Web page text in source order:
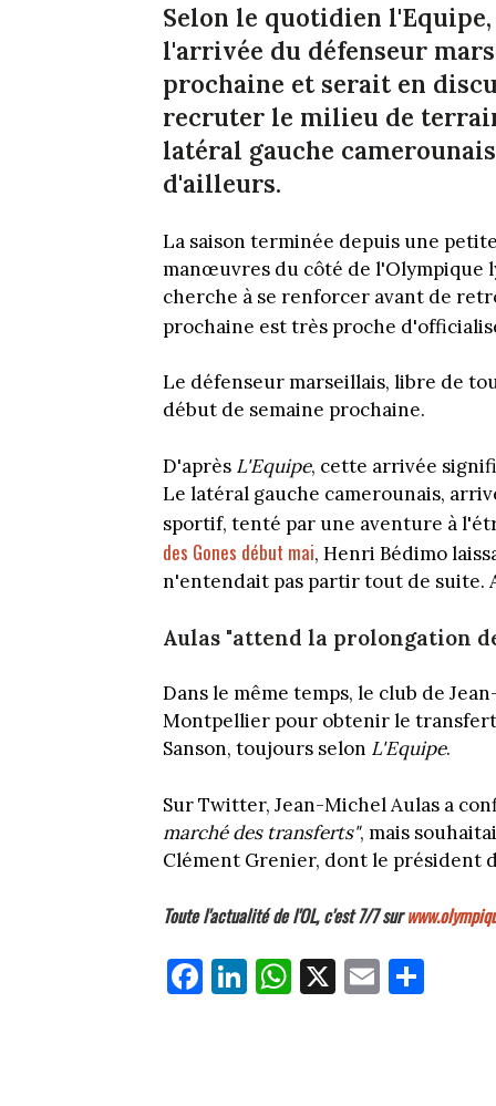
Selon le quotidien
l'arrivée du défenseur
prochaine et serait en
recruter le milieu de
latéral gauche
d'ailleurs.
La saison terminée depuis une
manœuvres du côté de l'Olympique
cherche à se renforcer avant de
prochaine est très proche
Le défenseur marseillais, libre de
début de semaine prochaine.
D'après L'Equipe, cette arrivée
Le latéral gauche camerounais,
sportif, tenté par une aventure à
des Gones début mai, Henri Bédimo
n'entendait pas partir tout de suite.
Aulas "attend la prolongation
Dans le même temps, le club de
Montpellier pour obtenir le
Sanson, toujours selon L'Equipe.
Sur Twitter, Jean-Michel Aulas a
marché des transferts", mais
Clément Grenier, dont le président
Toute l'actualité de l'OL, c'est 7/7 sur
Fa
ce
Li
nk
W
ha
X E
m